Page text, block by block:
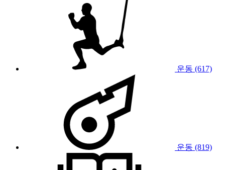
운동 (617)
운동 (819)